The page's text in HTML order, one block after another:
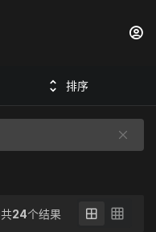
排序
共24个结果